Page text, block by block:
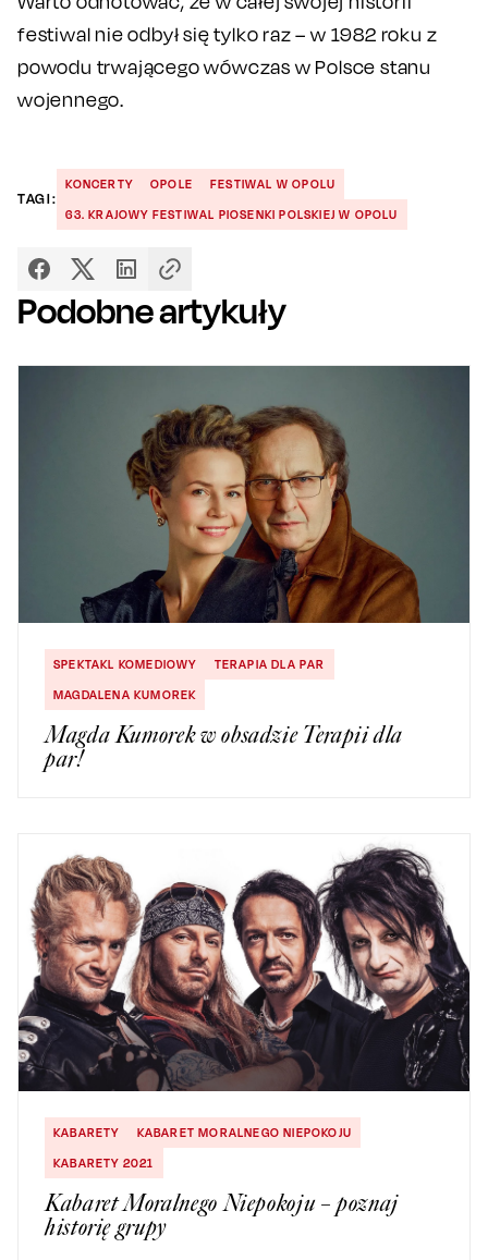
festiwal nie odbył się tylko raz – w 1982 roku z
powodu trwającego wówczas w Polsce stanu
wojennego.
TAGI:
KONCERTY OPOLE
FESTIWAL W OPOLU
63. KRAJOWY FESTIWAL PIOSENKI POLSKIEJ W OPOLU
Podobne artykuły
SPEKTAKL KOMEDIOWY
TERAPIA DLA PAR
MAGDALENA KUMOREK
Magda Kumorek w obsadzie Terapii dla
par!
KABARETY
KABARET MORALNEGO NIEPOKOJU
KABARETY 2021
Kabaret Moralnego Niepokoju – poznaj
historię grupy